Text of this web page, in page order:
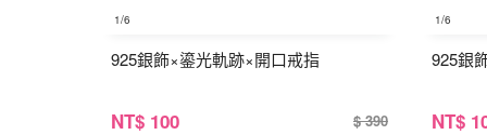
1/6
925銀飾×鎏光軌跡×開口戒指
NT$ 100 $ 390
1/6
925銀
NT$